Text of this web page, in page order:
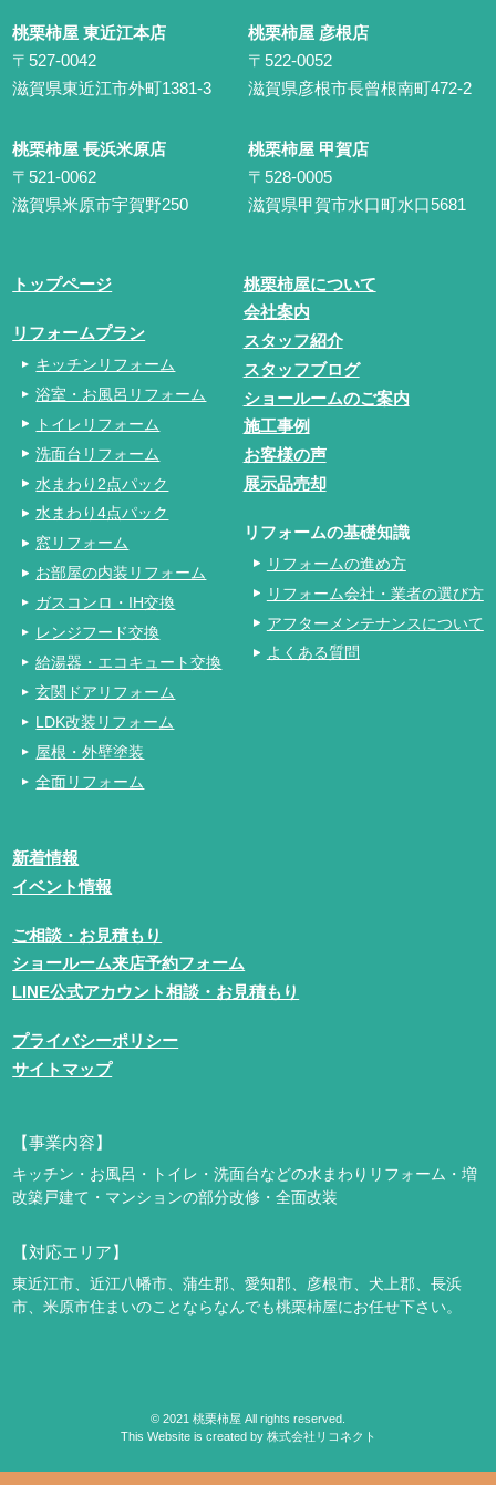
桃栗柿屋 東近江本店
〒527-0042
滋賀県東近江市外町1381-3
桃栗柿屋 彦根店
〒522-0052
滋賀県彦根市長曾根南町472-2
桃栗柿屋 長浜米原店
〒521-0062
滋賀県米原市宇賀野250
桃栗柿屋 甲賀店
〒528-0005
滋賀県甲賀市水口町水口5681
トップページ
リフォームプラン
キッチンリフォーム
浴室・お風呂リフォーム
トイレリフォーム
洗面台リフォーム
水まわり2点パック
水まわり4点パック
窓リフォーム
お部屋の内装リフォーム
ガスコンロ・IH交換
レンジフード交換
給湯器・エコキュート交換
玄関ドアリフォーム
LDK改装リフォーム
屋根・外壁塗装
全面リフォーム
桃栗柿屋について
会社案内
スタッフ紹介
スタッフブログ
ショールームのご案内
施工事例
お客様の声
展示品売却
リフォームの基礎知識
リフォームの進め方
リフォーム会社・業者の選び方
アフターメンテナンスについて
よくある質問
新着情報
イベント情報
ご相談・お見積もり
ショールーム来店予約フォーム
LINE公式アカウント相談・お見積もり
プライバシーポリシー
サイトマップ
【事業内容】
キッチン・お風呂・トイレ・洗面台などの水まわりリフォーム・増
改築戸建て・マンションの部分改修・全面改装
【対応エリア】
東近江市、近江八幡市、蒲生郡、愛知郡、彦根市、犬上郡、長浜
市、米原市住まいのことならなんでも桃栗柿屋にお任せ下さい。
© 2021 桃栗柿屋 All rights reserved.
This Website is created by 株式会社リコネクト